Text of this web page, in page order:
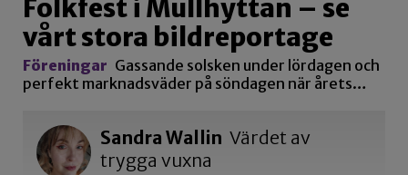
Folkfest i Mullhyttan – se
vårt stora bildreportage
Föreningar Gassande solsken under lördagen och
perfekt marknadsväder på söndagen när årets…
Sandra Wallin Värdet av
trygga vuxna